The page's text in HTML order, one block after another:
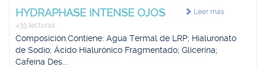
Leer más
HYDRAPHASE INTENSE OJOS
433 lecturas
Composición.Contiene: Agua Termal de LRP; Hialuronato
de Sodio; Ácido Hialurónico Fragmentado; Glicerina;
Cafeína Des...